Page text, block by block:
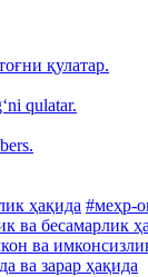
қулатар.
qulatar.
ҳақида #меҳр-
ва бесамарлик
ва
ва зарар ҳақида